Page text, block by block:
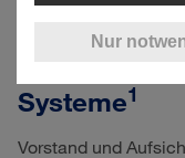
Erklärung
Systeme1
Vorstand und
Nur